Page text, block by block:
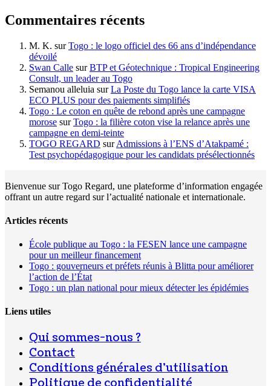
Commentaires récents
M. K. surTogo : le logo officiel des 66 ans d’indépendance
dévoilé
Swan Calle surBTP et Géotechnique : Tropical Engineering
Consult, un leader au Togo
Semanou alleluia surLa Poste du Togo lance la carte VISA
ECO PLUS pour des paiements simplifiés
Togo : Le coton en quête de rebond après une campagne
morose surTogo : la filière coton vise la relance après une
campagne en demi-teinte
TOGO REGARD surAdmissions à l’ENS d’Atakpamé :
Test psychopédagogique pour les candidats présélectionnés
Bienvenue sur Togo Regard, une plateforme d’information engagée
offrant un autre regard sur l’actualité nationale et internationale.
Articles récents
École publique au Togo : la FESEN lance une campagne
pour un meilleur financement
Togo : gouverneurs et préfets réunis à Blitta pour améliorer
l’action de l’État
Togo : un plan national pour mieux détecter les épidémies
Liens utiles
Qui sommes-nous ?
Contact
Conditions générales d’utilisation